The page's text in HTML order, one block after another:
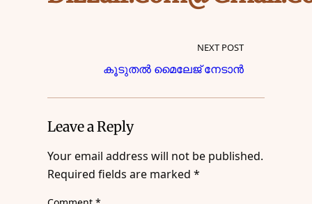
NEXT POST
കൂടുതൽ മൈലേജ് നേടാൻ
Leave a Reply
Your email address will not be published.
Required fields are marked *